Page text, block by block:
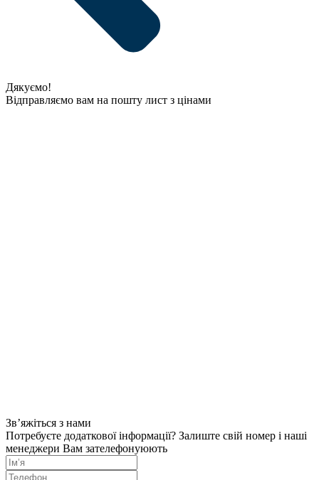
Дякуємо!
Відправляємо вам на пошту лист з цінами
Зв’яжіться з нами
Потребуєте додаткової інформації? Залиште свій номер і наші
менеджери Вам зателефонуюють